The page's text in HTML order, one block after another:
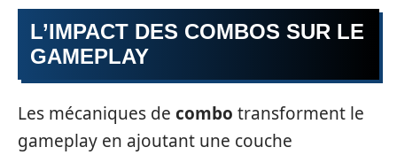
L’IMPACT DES COMBOS SUR LE
GAMEPLAY
Les mécaniques de combo transforment le
gameplay en ajoutant une couche